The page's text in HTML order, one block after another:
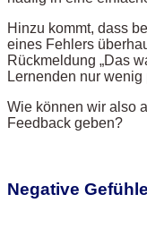
Hinzu kommt, dass
eines Fehlers
Rückmeldung „Das
Lernenden nur wenig
Wie können wir also
Feedback geben?
Negative